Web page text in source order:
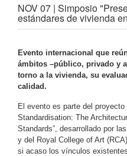
NOV 07 | Simposio
estándares de vivienda
Evento internacional que
ámbitos –público, privado y
torno a la vivienda, su
calidad.
El evento es parte del
Standardisation: The
Standards”, desarrollado por
y del Royal College of Art
si acaso los vínculos